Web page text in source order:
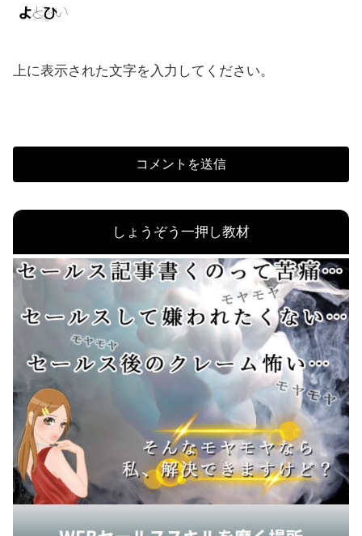
上に表示された文字を入力してください。
しょうぞう一押し教材